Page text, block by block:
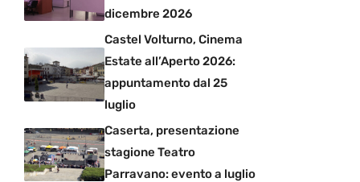
dicembre 2026
Castel Volturno, Cinema
Estate all’Aperto 2026:
appuntamento dal 25
luglio
Caserta, presentazione
stagione Teatro
Parravano: evento a luglio